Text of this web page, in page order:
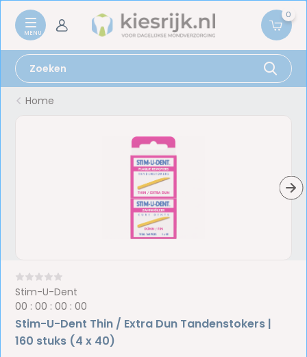
0
Home
Stim-U-Dent
00 :00 :00 :00
Stim-U-Dent Thin / Extra Dun Tandenstokers |
160 stuks (4 x 40)